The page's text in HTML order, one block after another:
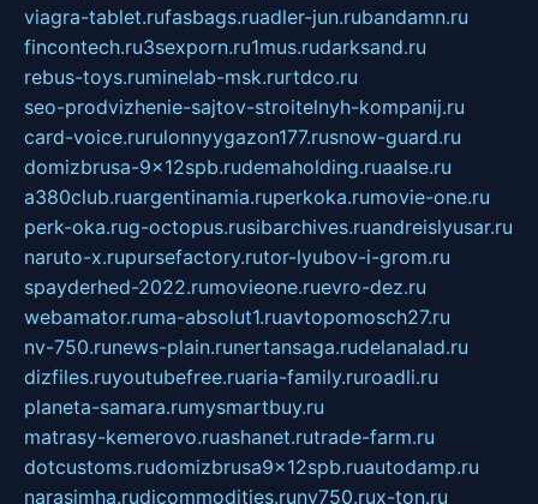
viagra-tablet.rufasbags.ruadler-jun.rubandamn.ru
fincontech.ru3sexporn.ru1mus.rudarksand.ru
rebus-toys.ruminelab-msk.rurtdco.ru
seo-prodvizhenie-sajtov-stroitelnyh-kompanij.ru
card-voice.rurulonnyygazon177.rusnow-guard.ru
domizbrusa-9x12spb.rudemaholding.ruaalse.ru
a380club.ruargentinamia.ruperkoka.rumovie-one.ru
perk-oka.rug-octopus.rusibarchives.ruandreislyusar.ru
naruto-x.rupursefactory.rutor-lyubov-i-grom.ru
spayderhed-2022.rumovieone.ruevro-dez.ru
webamator.ruma-absolut1.ruavtopomosch27.ru
nv-750.runews-plain.runertansaga.rudelanalad.ru
dizfiles.ruyoutubefree.ruaria-family.ruroadli.ru
planeta-samara.rumysmartbuy.ru
matrasy-kemerovo.ruashanet.rutrade-farm.ru
dotcustoms.rudomizbrusa9x12spb.ruautodamp.ru
narasimha.rudjcommodities.runv750.rux-ton.ru